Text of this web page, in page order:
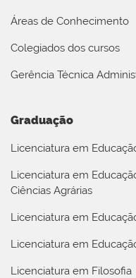
Áreas de Conhecimento
Colegiados dos cursos
Gerência Técnica
Graduação
Licenciatura em
Licenciatura em
Ciências Agrárias
Licenciatura em
Licenciatura em
Licenciatura em Filosofia